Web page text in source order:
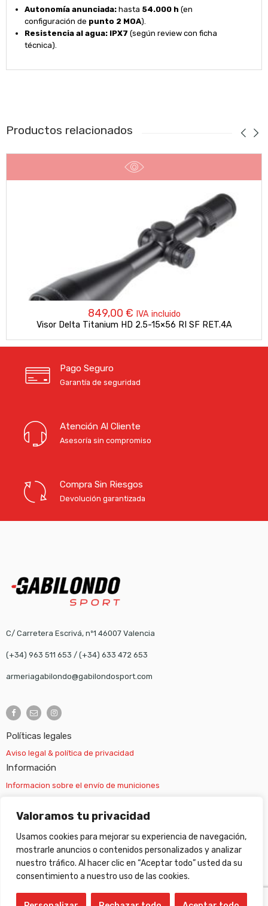
Valoramos tu privacidad
Usamos cookies para mejorar su experiencia de navegación,
mostrarle anuncios o contenidos personalizados y analizar
nuestro tráfico. Al hacer clic en “Aceptar todo” usted da su
consentimiento a nuestro uso de las cookies.
Autonomía anunciada:hasta 54.000 h (en
configuración de punto 2 MOA).
Resistencia al agua: IPX7 (según review con ficha
técnica).
Productos relacionados
849,00 € IVA incluido
Visor Delta Titanium HD 2.5-15×56 RI SF RET.4A
Pago Seguro
Garantía de seguridad
Atención Al Cliente
Asesoría sin compromiso
Compra Sin Riesgos
Devolución garantizada
C/ Carretera Escrivá, nº1 46007 Valencia
(+34) 963 511 653 / (+34) 633 472 653
armeriagabilondo@gabilondosport.com
Políticas legales
Aviso legal & política de privacidad
Información
Informacion sobre el envío de municiones
Información sobre el envío de armas
Cambios y devoluciones
Suscripción newsletter